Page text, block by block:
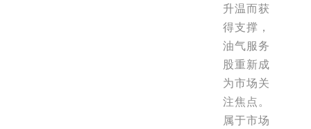
升温而获
得支撑，
油气服务
股重新成
为市场关
注焦点。
属于市场